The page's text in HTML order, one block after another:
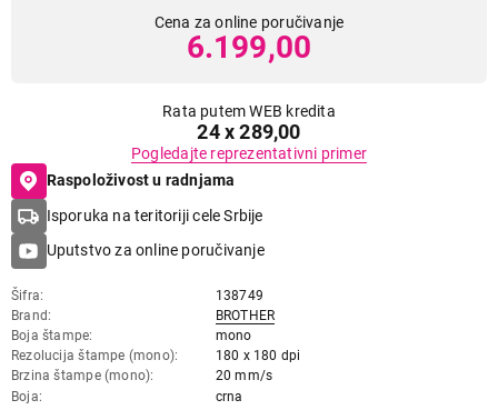
Cena za online poručivanje
6.199,00
Rata putem WEB kredita
24 x 289,00
Pogledajte reprezentativni primer
Raspoloživost u radnjama
Isporuka na teritoriji cele Srbije
Uputstvo za online poručivanje
Šifra
138749
Brand
BROTHER
Boja štampe
mono
Rezolucija štampe (mono)
180 x 180 dpi
Brzina štampe (mono)
20 mm/s
Boja
crna